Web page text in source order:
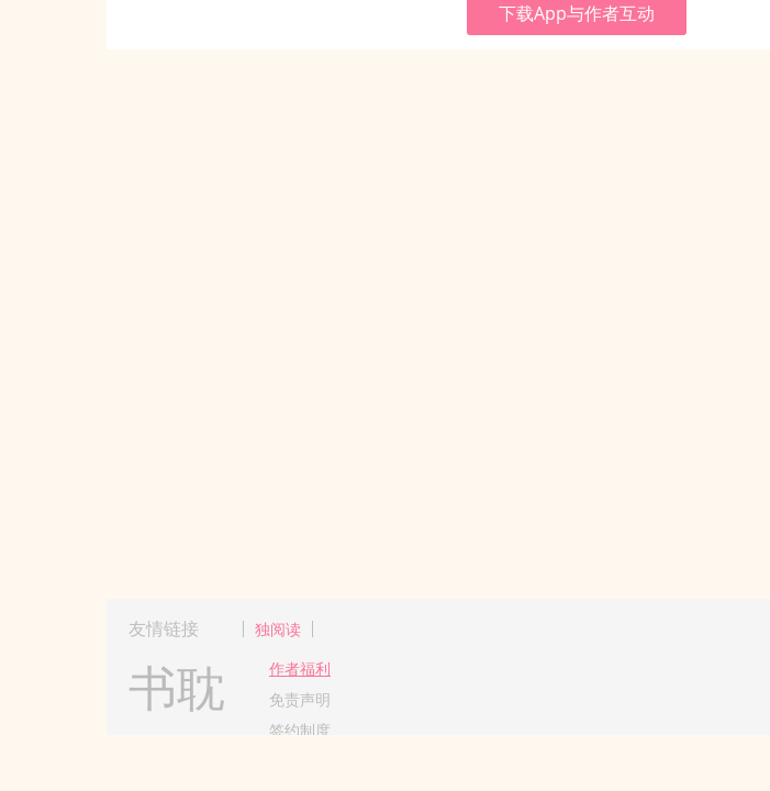
下载App与作者互动
友情链接 独阅读
书耽
作者福利
免责声明
签约制度